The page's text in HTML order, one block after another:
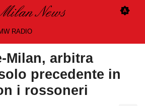
RADIO
Milan, arbitra
precedente in
i rossoneri